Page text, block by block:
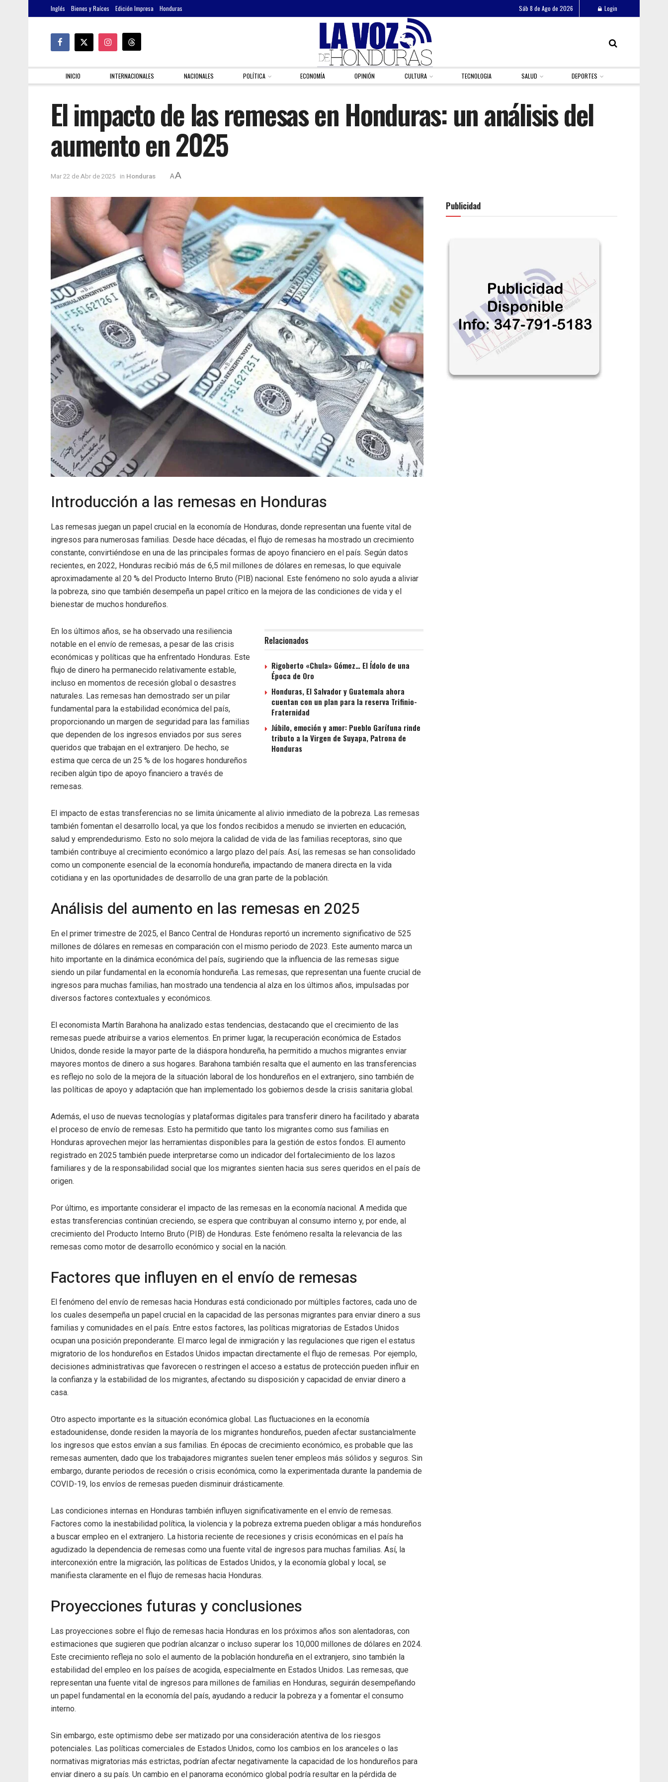
Inglés Bienes y Raíces Edición Impresa Honduras Sáb 8 de Ago de 2026 Login
INICIO INTERNACIONALES NACIONALES POLÍTICA ECONOMÍA OPINIÓN CULTURA TECNOLOGIA SALUD DEPORTES
El impacto de las remesas en Honduras: un análisis del
aumento en 2025
Mar 22 de Abr de 2025 in Honduras AA
Introducción a las remesas en Honduras
Las remesas juegan un papel crucial en la economía de Honduras, donde representan una fuente vital de
ingresos para numerosas familias. Desde hace décadas, el flujo de remesas ha mostrado un crecimiento
constante, convirtiéndose en una de las principales formas de apoyo financiero en el país. Según datos
recientes, en 2022, Honduras recibió más de 6,5 mil millones de dólares en remesas, lo que equivale
aproximadamente al 20 % del Producto Interno Bruto (PIB) nacional. Este fenómeno no solo ayuda a aliviar
la pobreza, sino que también desempeña un papel crítico en la mejora de las condiciones de vida y el
bienestar de muchos hondureños.
Relacionados
Rigoberto «Chula» Gómez… El Ídolo de una
Época de Oro
Honduras, El Salvador y Guatemala ahora
cuentan con un plan para la reserva Trifinio-
Fraternidad
Júbilo, emoción y amor: Pueblo Garífuna rinde
tributo a la Virgen de Suyapa, Patrona de
Honduras
En los últimos años, se ha observado una resiliencia
notable en el envío de remesas, a pesar de las crisis
económicas y políticas que ha enfrentado Honduras. Este
flujo de dinero ha permanecido relativamente estable,
incluso en momentos de recesión global o desastres
naturales. Las remesas han demostrado ser un pilar
fundamental para la estabilidad económica del país,
proporcionando un margen de seguridad para las familias
que dependen de los ingresos enviados por sus seres
queridos que trabajan en el extranjero. De hecho, se
estima que cerca de un 25 % de los hogares hondureños
reciben algún tipo de apoyo financiero a través de
remesas.
El impacto de estas transferencias no se limita únicamente al alivio inmediato de la pobreza. Las remesas
también fomentan el desarrollo local, ya que los fondos recibidos a menudo se invierten en educación,
salud y emprendedurismo. Esto no solo mejora la calidad de vida de las familias receptoras, sino que
también contribuye al crecimiento económico a largo plazo del país. Así, las remesas se han consolidado
como un componente esencial de la economía hondureña, impactando de manera directa en la vida
cotidiana y en las oportunidades de desarrollo de una gran parte de la población.
Análisis del aumento en las remesas en 2025
En el primer trimestre de 2025, el Banco Central de Honduras reportó un incremento significativo de 525
millones de dólares en remesas en comparación con el mismo periodo de 2023. Este aumento marca un
hito importante en la dinámica económica del país, sugiriendo que la influencia de las remesas sigue
siendo un pilar fundamental en la economía hondureña. Las remesas, que representan una fuente crucial de
ingresos para muchas familias, han mostrado una tendencia al alza en los últimos años, impulsadas por
diversos factores contextuales y económicos.
El economista Martín Barahona ha analizado estas tendencias, destacando que el crecimiento de las
remesas puede atribuirse a varios elementos. En primer lugar, la recuperación económica de Estados
Unidos, donde reside la mayor parte de la diáspora hondureña, ha permitido a muchos migrantes enviar
mayores montos de dinero a sus hogares. Barahona también resalta que el aumento en las transferencias
es reflejo no solo de la mejora de la situación laboral de los hondureños en el extranjero, sino también de
las políticas de apoyo y adaptación que han implementado los gobiernos desde la crisis sanitaria global.
Además, el uso de nuevas tecnologías y plataformas digitales para transferir dinero ha facilitado y abarata
el proceso de envío de remesas. Esto ha permitido que tanto los migrantes como sus familias en
Honduras aprovechen mejor las herramientas disponibles para la gestión de estos fondos. El aumento
registrado en 2025 también puede interpretarse como un indicador del fortalecimiento de los lazos
familiares y de la responsabilidad social que los migrantes sienten hacia sus seres queridos en el país de
origen.
Por último, es importante considerar el impacto de las remesas en la economía nacional. A medida que
estas transferencias continúan creciendo, se espera que contribuyan al consumo interno y, por ende, al
crecimiento del Producto Interno Bruto (PIB) de Honduras. Este fenómeno resalta la relevancia de las
remesas como motor de desarrollo económico y social en la nación.
Factores que influyen en el envío de remesas
El fenómeno del envío de remesas hacia Honduras está condicionado por múltiples factores, cada uno de
los cuales desempeña un papel crucial en la capacidad de las personas migrantes para enviar dinero a sus
familias y comunidades en el país. Entre estos factores, las políticas migratorias de Estados Unidos
ocupan una posición preponderante. El marco legal de inmigración y las regulaciones que rigen el estatus
migratorio de los hondureños en Estados Unidos impactan directamente el flujo de remesas. Por ejemplo,
decisiones administrativas que favorecen o restringen el acceso a estatus de protección pueden influir en
la confianza y la estabilidad de los migrantes, afectando su disposición y capacidad de enviar dinero a
casa.
Otro aspecto importante es la situación económica global. Las fluctuaciones en la economía
estadounidense, donde residen la mayoría de los migrantes hondureños, pueden afectar sustancialmente
los ingresos que estos envían a sus familias. En épocas de crecimiento económico, es probable que las
remesas aumenten, dado que los trabajadores migrantes suelen tener empleos más sólidos y seguros. Sin
embargo, durante periodos de recesión o crisis económica, como la experimentada durante la pandemia de
COVID-19, los envíos de remesas pueden disminuir drásticamente.
Las condiciones internas en Honduras también influyen significativamente en el envío de remesas.
Factores como la inestabilidad política, la violencia y la pobreza extrema pueden obligar a más hondureños
a buscar empleo en el extranjero. La historia reciente de recesiones y crisis económicas en el país ha
agudizado la dependencia de remesas como una fuente vital de ingresos para muchas familias. Así, la
interconexión entre la migración, las políticas de Estados Unidos, y la economía global y local, se
manifiesta claramente en el flujo de remesas hacia Honduras.
Proyecciones futuras y conclusiones
Las proyecciones sobre el flujo de remesas hacia Honduras en los próximos años son alentadoras, con
estimaciones que sugieren que podrían alcanzar o incluso superar los 10,000 millones de dólares en 2024.
Este crecimiento refleja no solo el aumento de la población hondureña en el extranjero, sino también la
estabilidad del empleo en los países de acogida, especialmente en Estados Unidos. Las remesas, que
representan una fuente vital de ingresos para millones de familias en Honduras, seguirán desempeñando
un papel fundamental en la economía del país, ayudando a reducir la pobreza y a fomentar el consumo
interno.
Sin embargo, este optimismo debe ser matizado por una consideración atentiva de los riesgos
potenciales. Las políticas comerciales de Estados Unidos, como los cambios en los aranceles o las
normativas migratorias más estrictas, podrían afectar negativamente la capacidad de los hondureños para
enviar dinero a su país. Un cambio en el panorama económico global podría resultar en la pérdida de
Publicidad